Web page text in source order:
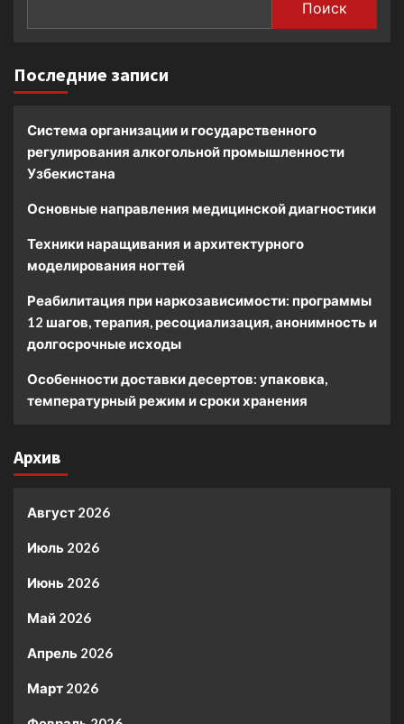
Поиск
Последние записи
Система организации и государственного
регулирования алкогольной промышленности
Узбекистана
Основные направления медицинской диагностики
Техники наращивания и архитектурного
моделирования ногтей
Реабилитация при наркозависимости: программы
12 шагов, терапия, ресоциализация, анонимность и
долгосрочные исходы
Особенности доставки десертов: упаковка,
температурный режим и сроки хранения
Архив
Август 2026
Июль 2026
Июнь 2026
Май 2026
Апрель 2026
Март 2026